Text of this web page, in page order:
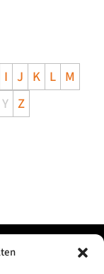
I J K L M
Y Z